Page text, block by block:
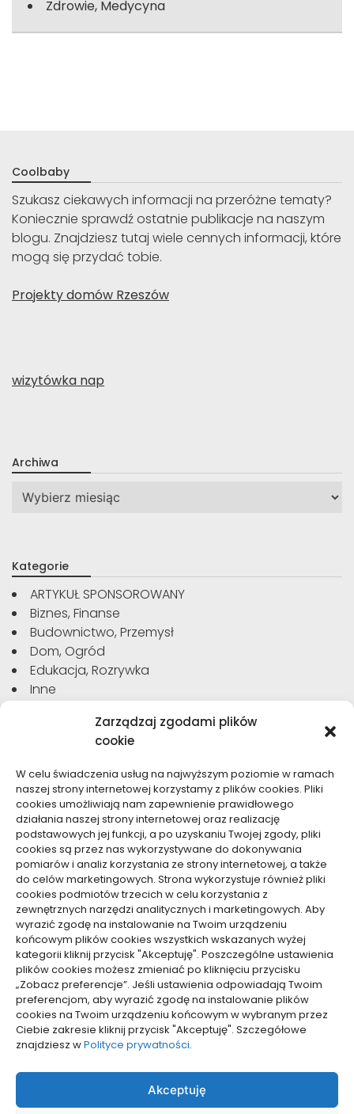
Zarządzaj zgodami plików
cookie
W celu świadczenia usług na najwyższym poziomie w ramach
naszej strony internetowej korzystamy z plików cookies. Pliki
cookies umożliwiają nam zapewnienie prawidłowego
działania naszej strony internetowej oraz realizację
podstawowych jej funkcji, a po uzyskaniu Twojej zgody, pliki
cookies są przez nas wykorzystywane do dokonywania
pomiarów i analiz korzystania ze strony internetowej, a także
do celów marketingowych. Strona wykorzystuje również pliki
cookies podmiotów trzecich w celu korzystania z
zewnętrznych narzędzi analitycznych i marketingowych. Aby
wyrazić zgodę na instalowanie na Twoim urządzeniu
końcowym plików cookies wszystkich wskazanych wyżej
kategorii kliknij przycisk "Akceptuję". Poszczególne ustawienia
plików cookies możesz zmieniać po kliknięciu przycisku
„Zobacz preferencje”. Jeśli ustawienia odpowiadają Twoim
preferencjom, aby wyrazić zgodę na instalowanie plików
cookies na Twoim urządzeniu końcowym w wybranym przez
Ciebie zakresie kliknij przycisk "Akceptuję". Szczegółowe
znajdziesz wPolityce prywatności.
Akceptuję
Zdrowie, Medycyna
Coolbaby
Szukasz ciekawych informacji na przeróżne tematy?
Koniecznie sprawdź ostatnie publikacje na naszym
blogu. Znajdziesz tutaj wiele cennych informacji, które
mogą się przydać tobie.
Projekty domów Rzeszów
wizytówka nap
Archiwa
Archiwa
Kategorie
ARTYKUŁ SPONSOROWANY
Biznes, Finanse
Budownictwo, Przemysł
Dom, Ogród
Edukacja, Rozrywka
Inne
Motoryzacja, Transport
Sport, Turystyka
Technologie
Usługi
Zdrowie, Medycyna
Dolącz do nas
Lubisz pisać teksty i chciałbyś się podzielić swoją
wiedzą z innymi? Dołącz do nas już teraz. Podziel się
swoją wiedzą z innymi.
Polityka plików cookies (EU)
Polityka prywatności